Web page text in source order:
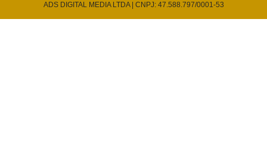
ADS DIGITAL MEDIA LTDA | CNPJ: 47.588.797/0001-53